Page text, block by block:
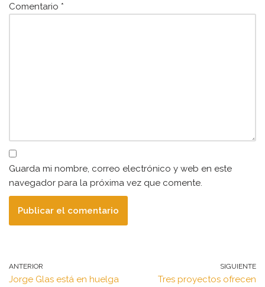
Comentario *
Guarda mi nombre, correo electrónico y web en este
navegador para la próxima vez que comente.
ANTERIOR
Jorge Glas está en huelga
SIGUIENTE
Tres proyectos ofrecen